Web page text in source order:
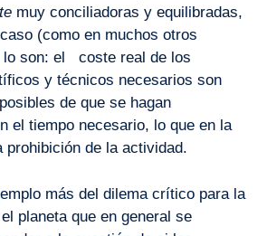
muy conciliadoras y equilibradas,
(como en muchos otros
lo son: el coste real de los
y técnicos necesarios son
de que se hagan
el tiempo necesario, lo que en la
prohibición de la actividad.
más del dilema crítico para la
planeta que en general se